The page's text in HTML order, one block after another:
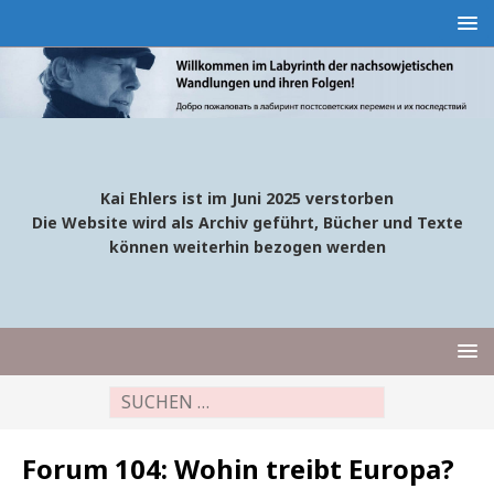
Kai Ehlers ist im Juni 2025 verstorben
Die Website wird als Archiv geführt, Bücher und Texte
können weiterhin bezogen werden
Forum 104: Wohin treibt Europa?